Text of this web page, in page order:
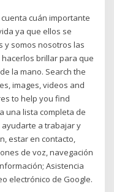
cuán importante
ya que ellos se
y somos nosotros las
brillar para que
la mano. Search the
images, videos and
to help you find
una lista completa de
a trabajar y
estar en contacto,
de voz, navegación
Asistencia
electrónico de Google.